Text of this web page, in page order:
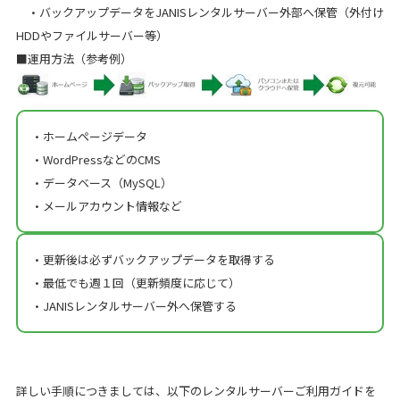
・バックアップデータをJANISレンタルサーバー外部へ保管（外付け
HDDやファイルサーバー等）
■運用方法（参考例）
・ホームページデータ
・WordPressなどのCMS
・データベース（MySQL）
・メールアカウント情報など
・更新後は必ずバックアップデータを取得する
・最低でも週１回（更新頻度に応じて）
・JANISレンタルサーバー外へ保管する
詳しい手順につきましては、以下のレンタルサーバーご利用ガイドを